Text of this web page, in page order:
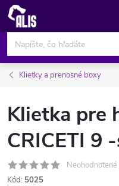
Prejsť
obsah
Klietky a prenosné boxy
Klietka pre
CRICETI 9
Neohodnotené
Kód: 5025